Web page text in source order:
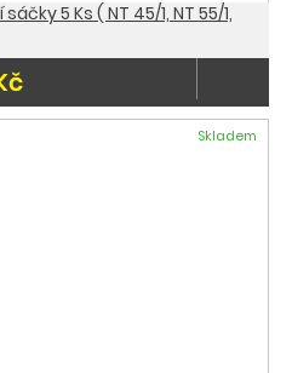
5 Ks ( NT 45/1, NT 55/1,
Skladem